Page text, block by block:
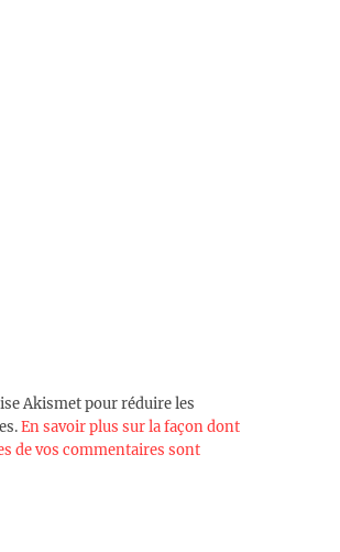
Akismet pour réduire les
En savoir plus sur la façon dont
de vos commentaires sont